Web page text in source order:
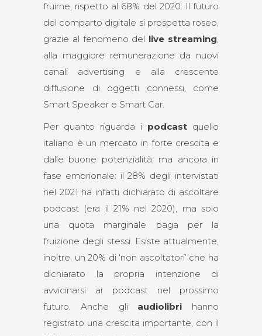
fruirne, rispetto al 68% del 2020. Il futuro
del comparto digitale si prospetta roseo,
grazie al fenomeno del live streaming,
alla maggiore remunerazione da nuovi
canali advertising e alla crescente
diffusione di oggetti connessi, come
Smart Speaker e Smart Car.
Per quanto riguarda i podcast quello
italiano è un mercato in forte crescita e
dalle buone potenzialità, ma ancora in
fase embrionale: il 28% degli intervistati
nel 2021 ha infatti dichiarato di ascoltare
podcast (era il 21% nel 2020), ma solo
una quota marginale paga per la
fruizione degli stessi. Esiste attualmente,
inoltre, un 20% di ‘non ascoltatori’ che ha
dichiarato la propria intenzione di
avvicinarsi ai podcast nel prossimo
futuro. Anche gli audiolibri hanno
registrato una crescita importante, con il